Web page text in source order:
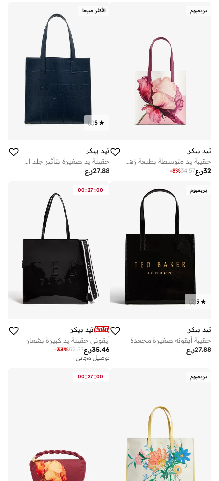
بريميوم
تيد بيكر
حقيبة يد متوسطة بطبعة زهور
ر.ع32
34.57
-8%
الأكثر مبيعا
5
(
1
)
تيد بيكر
حقيبة يد صغيرة بتأثير جلد التمساح
ر.ع27.88
بريميوم
5
(
2
)
تيد بيكر
حقيبة أيقونة صغيرة مجعدة
ر.ع27.88
00: 27 :00
تيد بيكر
أيقوني حقيبة يد كبيرة بشعار
ر.ع35.46
52.57
-33%
توصيل مجاني
بريميوم 00: 27 :00